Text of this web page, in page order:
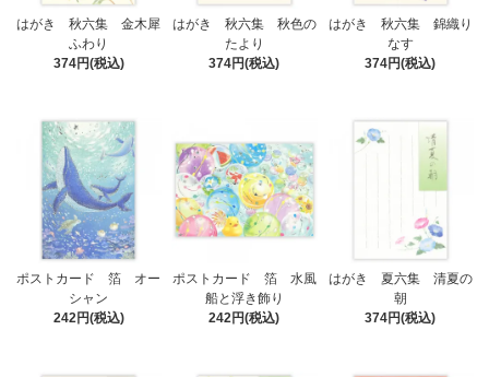
はがき 秋六集 金木犀
ふわり
374円(税込)
はがき 秋六集 秋色の
たより
374円(税込)
はがき 秋六集 錦織り
なす
374円(税込)
ポストカード 箔 オー
シャン
242円(税込)
ポストカード 箔 水風
船と浮き飾り
242円(税込)
はがき 夏六集 清夏の
朝
374円(税込)